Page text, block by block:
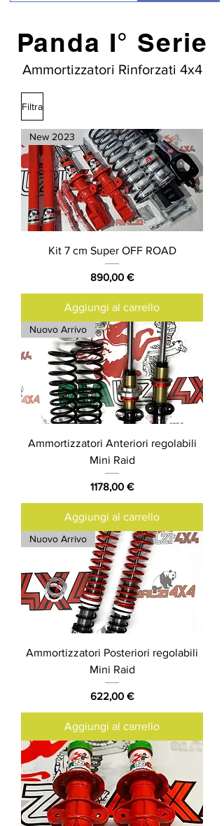
Panda I° Serie
Ammortizzatori Rinforzati 4x4
Filtra
New 2023
Kit 7 cm Super OFF ROAD
Prezzo
890,00 €
Aggiungi al carrello
Nuovo Arrivo
Ammortizzatori Anteriori regolabili
Mini Raid
Prezzo
1178,00 €
Aggiungi al carrello
Nuovo Arrivo
Ammortizzatori Posteriori regolabili
Mini Raid
Prezzo
622,00 €
Aggiungi al carrello